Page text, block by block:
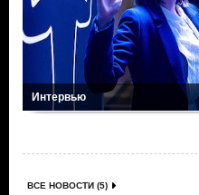
Интервью
ВСЕ НОВОСТИ (5)